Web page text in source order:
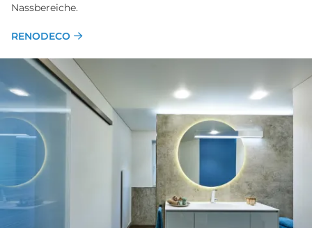
Nassbereiche.
RENODECO